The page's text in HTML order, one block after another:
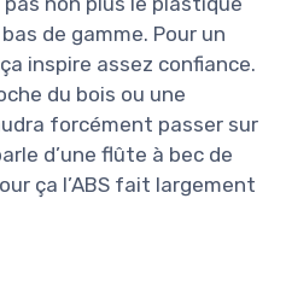
de gamme. Pour un
inspire assez confiance.
du bois ou une
forcément passer sur
d’une flûte à bec de
ça l’ABS fait largement